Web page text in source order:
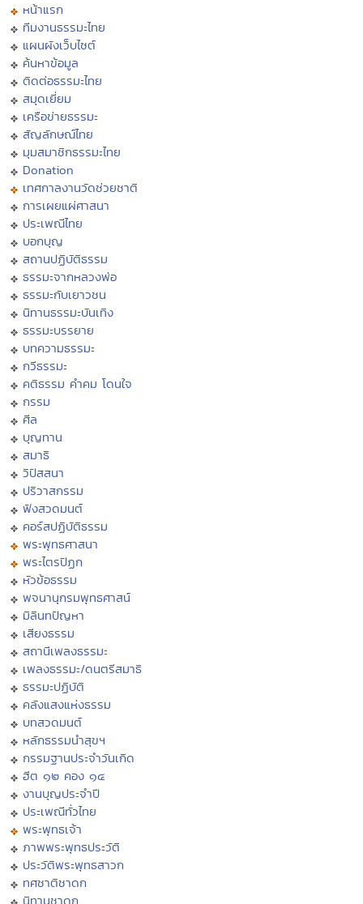
หน้าแรก
ทีมงานธรรมะไทย
แผนผังเว็บไซต์
ค้นหาข้อมูล
ติดต่อธรรมะไทย
สมุดเยี่ยม
เครือข่ายธรรมะ
สัญลักษณ์ไทย
มุมสมาชิกธรรมะไทย
Donation
เทศกาลงานวัดช่วยชาติ
การเผยแผ่ศาสนา
ประเพณีไทย
บอกบุญ
สถานปฏิบัติธรรม
ธรรมะจากหลวงพ่อ
ธรรมะกับเยาวชน
นิทานธรรมะบันเทิง
ธรรมะบรรยาย
บทความธรรมะ
กวีธรรมะ
คติธรรม คำคม โดนใจ
กรรม
ศีล
บุญทาน
สมาธิ
วิปัสสนา
ปริวาสกรรม
ฟังสวดมนต์
คอร์สปฏิบัติธรรม
พระพุทธศาสนา
พระไตรปิฏก
หัวข้อธรรม
พจนานุกรมพุทธศาสน์
มิลินทปัญหา
เสียงธรรม
สถานีเพลงธรรมะ
เพลงธรรมะ/ดนตรีสมาธิ
ธรรมะปฏิบัติ
คลังแสงแห่งธรรม
บทสวดมนต์
หลักธรรมนำสุขฯ
กรรมฐานประจำวันเกิด
ฮีต ๑๒ คอง ๑๔
งานบุญประจำปี
ประเพณีทั่วไทย
พระพุทธเจ้า
ภาพพระพุทธประวัติ
ประวัติพระพุทธสาวก
ทศชาติชาดก